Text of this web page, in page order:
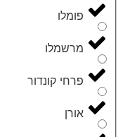
פומלו
מרשמלו
פרחי קונדור
אורן